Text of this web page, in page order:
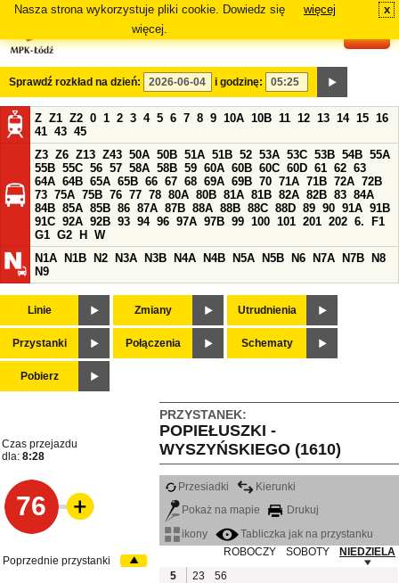
Nasza strona wykorzystuje pliki cookie. Dowiedz się
więcej.
więcej x
Sprawdź rozkład na dzień: i godzinę:
Z Z1 Z2 0 1 2 3 4 5 6 7 8 9 10A 10B 11 12 13 14 15 16
41 43 45
Z3 Z6 Z13 Z43 50A 50B 51A 51B 52 53A 53C 53B 54B 55A
55B 55C 56 57 58A 58B 59 60A 60B 60C 60D 61 62 63
64A 64B 65A 65B 66 67 68 69A 69B 70 71A 71B 72A 72B
73 75A 75B 76 77 78 80A 80B 81A 81B 82A 82B 83 84A
84B 85A 85B 86 87A 87B 88A 88B 88C 88D 89 90 91A 91B
91C 92A 92B 93 94 96 97A 97B 99 100 101 201 202 6.
F1
G1 G2 H
W
N1A
N1B N2 N3A N3B N4A N4B N5A N5B N6 N7A N7B
N8
N9
Linie Zmiany Utrudnienia
Przystanki Połączenia Schematy
Pobierz
PRZYSTANEK:
POPIEŁUSZKI -
WYSZYŃSKIEGO (1610)
Czas przejazdu
dla: 8:28
76
Przesiadki
Kierunki
Pokaż na mapie
Drukuj
ikony
Tabliczka jak na przystanku
ROBOCZY
SOBOTY
NIEDZIELA
5
23
56
Poprzednie przystanki